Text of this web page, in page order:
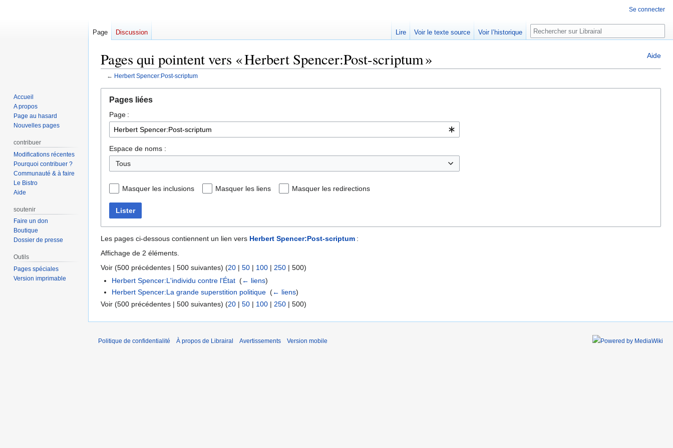
Aide
Pages qui pointent vers « Herbert Spencer:Post-scriptum »
← Herbert Spencer:Post-scriptum
navigation
recherche
Pages liées
Page :
Espace de noms :
Tous
Masquer les inclusions Masquer les liens Masquer les redirections
Lister
Les pages ci-dessous contiennent un lien vers Herbert Spencer:Post-scriptum :
Affichage de 2 éléments.
Voir (500 précédentes | 500 suivantes) (20 | 50 | 100 | 250 | 500)
Herbert Spencer:L'individu contre l'État ‎(← liens)
Herbert Spencer:La grande superstition politique ‎(← liens)
Voir (500 précédentes | 500 suivantes) (20 | 50 | 100 | 250 | 500)
Se connecter
Page Discussion Lire Voir le texte source Voir l’historique Rechercher
Accueil
A propos
Page au hasard
Nouvelles pages
contribuer
Modifications récentes
Pourquoi contribuer ?
Communauté & à faire
Le Bistro
Aide
soutenir
Faire un don
Boutique
Dossier de presse
Outils
Pages spéciales
Version imprimable
Politique de confidentialité À propos de Librairal Avertissements Version mobile